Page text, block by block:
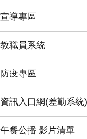
宣導專區
教職員系統
防疫專區
資訊入口網(差勤系統)
午餐公播 影片清單